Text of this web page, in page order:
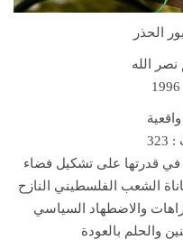
ة
ح
ذ
ر
الحذر
نصر الله
في قدرتها على تشكيل فضاء
الشعب الفلسطيني النازح
والاضطهاد السياسي
والحلم بالعودة